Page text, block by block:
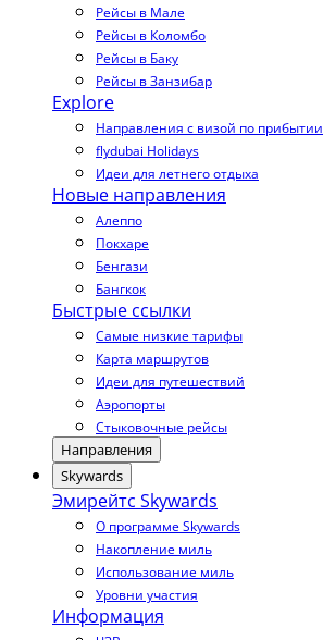
Рейсы в Мале
Рейсы в Коломбо
Рейсы в Баку
Рейсы в Занзибар
Explore
Направления с визой по прибытии
flydubai Holidays
Идеи для летнего отдыха
Новые направления
Алеппо
Покхаре
Бенгази
Бангкок
Быстрые ссылки
Самые низкие тарифы
Карта маршрутов
Идеи для путешествий
Аэропорты
Стыковочные рейсы
Направления
Skywards
Эмирейтс Skywards
О программе Skywards
Накопление миль
Использование миль
Уровни участия
Информация